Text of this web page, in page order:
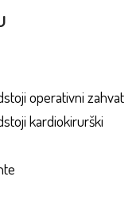
operativni zahvat
kardiokirurški